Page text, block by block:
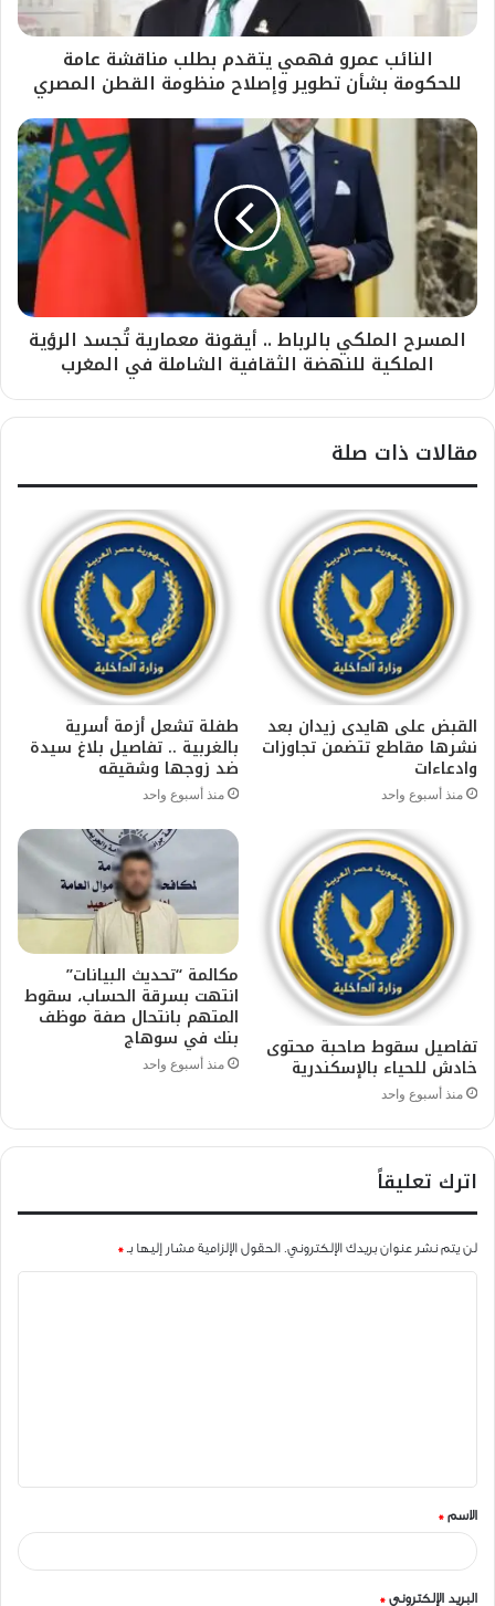
النائب عمرو فهمي يتقدم بطلب مناقشة عامة
للحكومة بشأن تطوير وإصلاح منظومة القطن المصري
المسرح الملكي بالرباط .. أيقونة معمارية تُجسد الرؤية
الملكية للنهضة الثقافية الشاملة في المغرب
مقالات ذات صلة
القبض على هايدى زيدان بعد
نشرها مقاطع تتضمن تجاوزات
وادعاءات
منذ أسبوع واحد
طفلة تشعل أزمة أسرية
بالغربية .. تفاصيل بلاغ سيدة
ضد زوجها وشقيقه
منذ أسبوع واحد
تفاصيل سقوط صاحبة محتوى
خادش للحياء بالإسكندرية
منذ أسبوع واحد
مكالمة “تحديث البيانات”
انتهت بسرقة الحساب، سقوط
المتهم بانتحال صفة موظف
بنك في سوهاج
منذ أسبوع واحد
اترك تعليقاً
لن يتم نشر عنوان بريدك الإلكتروني. الحقول الإلزامية مشار إليها بـ *
ق
*
الاسم *
البريد الإلكتروني *